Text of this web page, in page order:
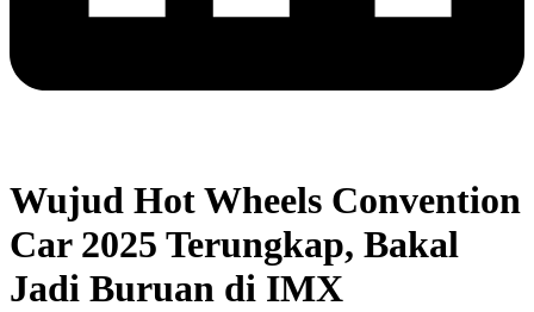
Wujud Hot Wheels Convention
Car 2025 Terungkap, Bakal
Jadi Buruan di IMX